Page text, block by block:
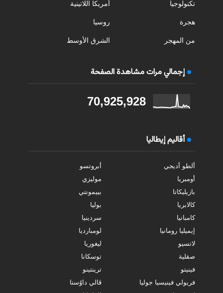
تكنولوجيا
هجرة
من المهجر
أمريكا اللاتينية
روسيا
الشرق الأوسط
إجمالي مرات مشاهدة الصفحة
70,925,928
أقاليم إيطاليا
ألطو أديجي
أبروتسو
أومبريا
موليزي
بازيليكاتا
بييمونتي
كالابريا
بوليا
كامبانيا
سردينيا
إيميليا رومانيا
لومبارديا
لاتسيو
ليغوريا
صقلية
توسكانا
فينيتو
ترينتينو
فريولي فينيسيا جوليا
ڤالي داوُستا